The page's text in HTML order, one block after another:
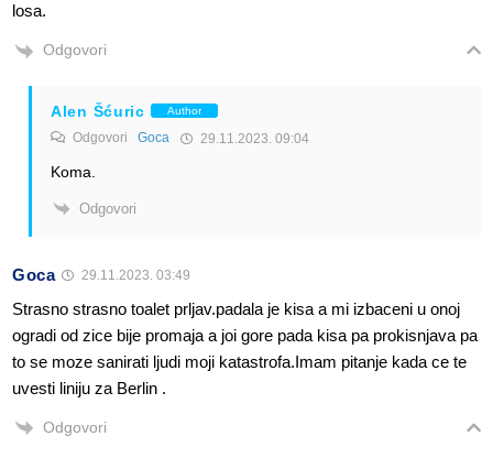
losa.
Odgovori
Alen Šćuric Author
Odgovori Goca 29.11.2023. 09:04
Koma.
Odgovori
Goca 29.11.2023. 03:49
Strasno strasno toalet prljav.padala je kisa a mi izbaceni u onoj
ogradi od zice bije promaja a joi gore pada kisa pa prokisnjava pa
to se moze sanirati ljudi moji katastrofa.Imam pitanje kada ce te
uvesti liniju za Berlin .
Odgovori